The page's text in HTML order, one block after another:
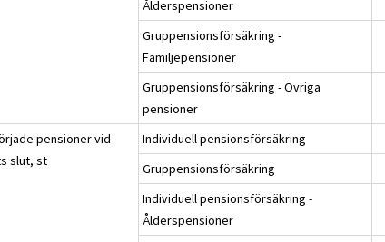
Ålderspensioner
Gruppensionsförsäkring -
Familjepensioner
Gruppensionsförsäkring - Övriga
pensioner
pensioner vid
slut, st
Individuell pensionsförsäkring
Gruppensionsförsäkring
Individuell pensionsförsäkring -
Ålderspensioner